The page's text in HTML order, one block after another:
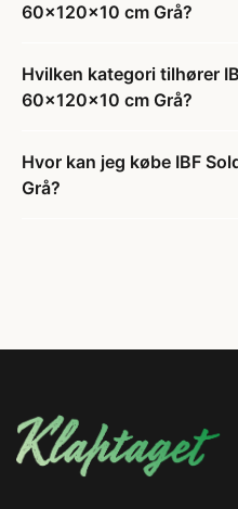
60x120x10 cm Grå?
Hvilken kategori tilhører
60x120x10 cm Grå?
Hvor kan jeg købe IBF
Grå?